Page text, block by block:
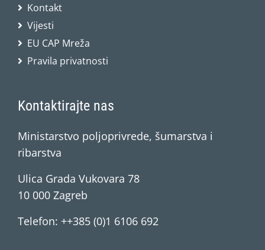
Kontakt
Vijesti
EU CAP Mreža
Pravila privatnosti
Kontaktirajte nas
Ministarstvo poljoprivrede, šumarstva i
ribarstva
Ulica Grada Vukovara 78
10 000 Zagreb
Telefon: ++385 (0)1 6106 692